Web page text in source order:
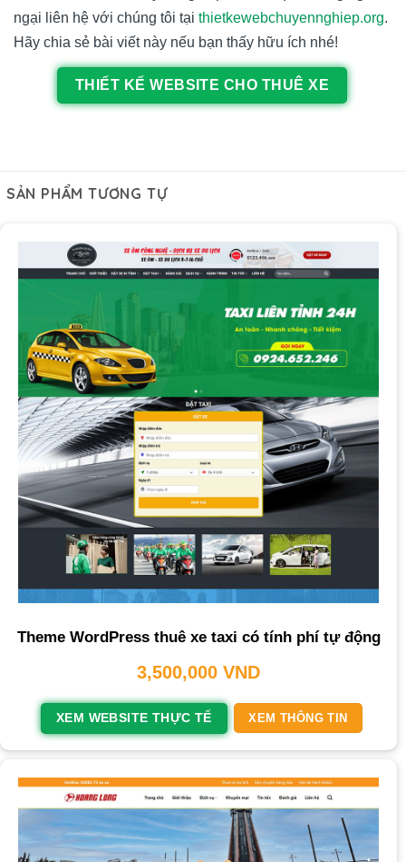
ngại liên hệ với chúng tôi tại thietkewebchuyennghiep.org.
Hãy chia sẻ bài viết này nếu bạn thấy hữu ích nhé!
THIẾT KẾ WEBSITE CHO THUÊ XE
SẢN PHẨM TƯƠNG TỰ
Theme WordPress thuê xe taxi có tính phí tự động
3,500,000 VND
XEM WEBSITE THỰC TẾ XEM THÔNG TIN